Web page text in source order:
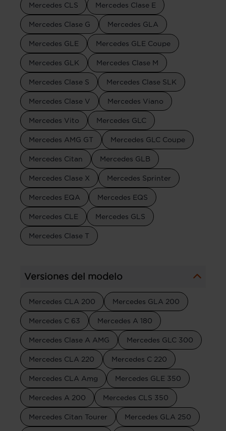
Mercedes CLS Mercedes Clase E
Mercedes Clase G Mercedes GLA
Mercedes GLE Mercedes GLE Coupe
Mercedes GLK Mercedes Clase M
Mercedes Clase S Mercedes Clase SLK
Mercedes Clase V Mercedes Viano
Mercedes Vito Mercedes GLC
Mercedes AMG GT Mercedes GLC Coupe
Mercedes Citan Mercedes GLB
Mercedes Clase X Mercedes Sprinter
Mercedes EQA Mercedes EQS
Mercedes CLE Mercedes GLS
Mercedes Clase T
Versiones del modelo
Mercedes CLA 200 Mercedes GLA 200
Mercedes C 63 Mercedes A 180
Mercedes Clase A AMG Mercedes GLC 300
Mercedes CLA 220 Mercedes C 220
Mercedes CLA Amg Mercedes GLE 350
Mercedes A 200 Mercedes CLS 350
Mercedes Citan Tourer Mercedes GLA 250